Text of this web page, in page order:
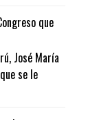
que
José María
se le